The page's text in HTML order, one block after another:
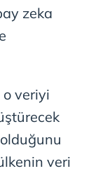
zeka
o veriyi
veri